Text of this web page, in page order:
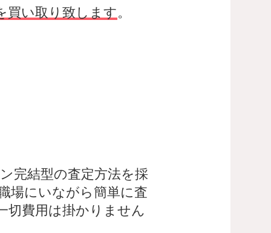
買い取り致します。
完結型の査定方法を採
場にいながら簡単に査
切費用は掛かりません